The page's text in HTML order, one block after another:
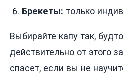
Брекеты: только
Выбирайте капу так,
действительно от этого
спасет, если вы не